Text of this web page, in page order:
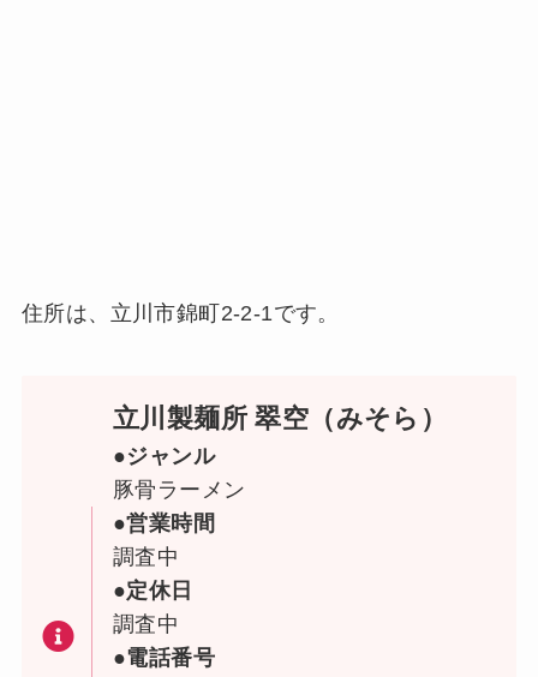
住所は、立川市錦町2-2-1です。
立川製麺所 翠空（みそら）
●ジャンル
豚骨ラーメン
●営業時間
調査中
●定休日
調査中
●電話番号